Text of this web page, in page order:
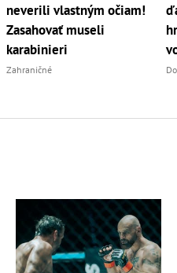
neverili vlastným očiam!
Zasahovať museli
karabinieri
Zahraničné